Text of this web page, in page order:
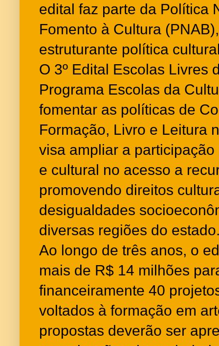
edital faz parte da Política
Fomento à Cultura
estruturante política
O 3º Edital Escolas Livres
Programa Escolas da
fomentar as políticas de
Formação, Livro e Leitura
visa ampliar a
e cultural no acesso a
promovendo direitos
desigualdades
diversas regiões do
Ao longo de três anos, o
mais de R$ 14 milhões
financeiramente 40
voltados à formação em
propostas deverão ser